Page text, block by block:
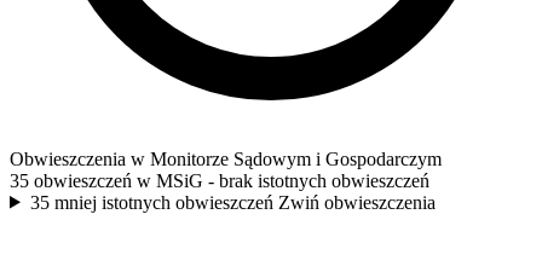
Obwieszczenia w Monitorze Sądowym i Gospodarczym
35 obwieszczeń w MSiG - brak istotnych obwieszczeń
35 mniej istotnych obwieszczeń Zwiń obwieszczenia